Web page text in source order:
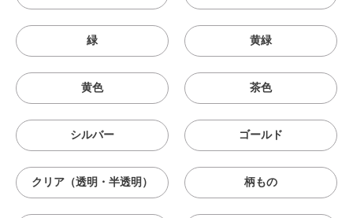
緑 黄緑
黄色 茶色
シルバー ゴールド
クリア（透明・半透明） 柄もの